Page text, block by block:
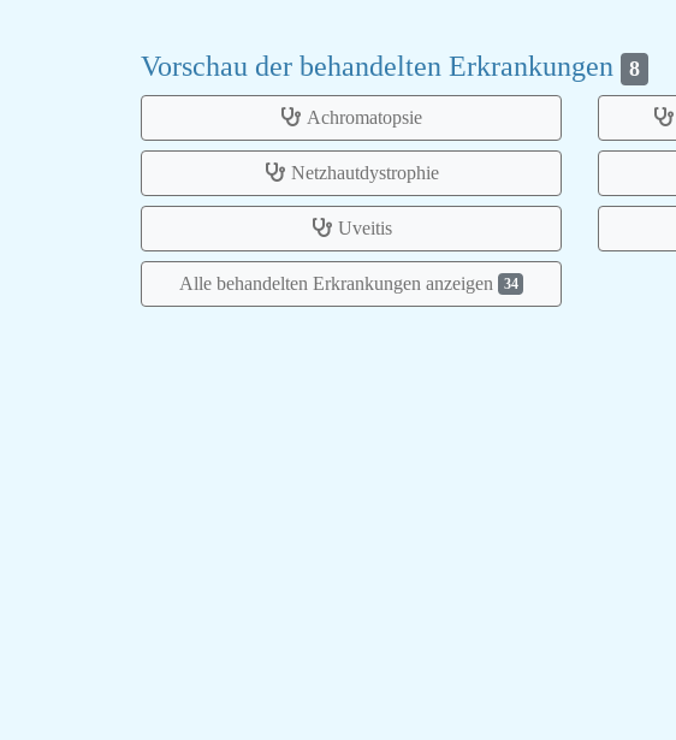
Vorschau der behandelten Erkrankungen 8
Achromatopsie
Netzhautdystrophie
Uveitis
Alle behandelten Erkrankungen anzeigen 34